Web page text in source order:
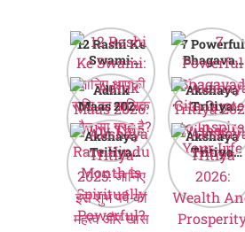
12 Rashi Ke
Swami:
जानिए आपकी
राशि का मालिक
कौन सा ग्रह है?
7 Powerful
Bhagavad
Gita Quotes
to Inspire
Your Life
Adhik
Maas 2026:
Why This
Rare Hindu
Month is
Spiritually
Powerful?
Akshaya
Tritiya
2025
Wishes in
Hindi
Akshaya
Tritiya
2025: जानिए
इस शुभ पर्व का
महत्व और खास
बातें
Akshaya
Tritiya
2026:
Wealth And
Prosperity
Guide